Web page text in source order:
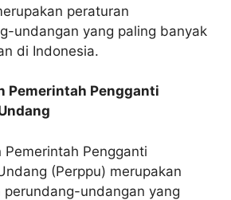
peraturan
undangan yang paling banyak
di Indonesia.
Pemerintah Pengganti
Pemerintah Pengganti
(Perppu) merupakan
perundang-undangan yang